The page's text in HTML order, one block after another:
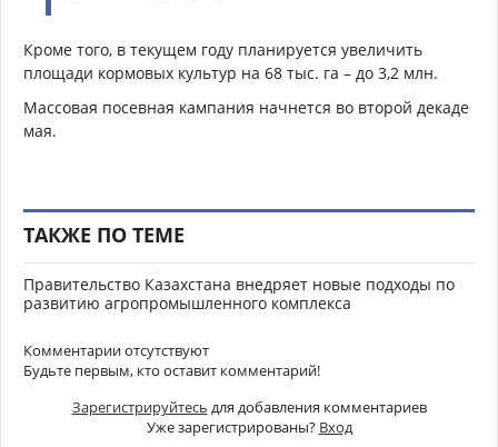
Кроме того, в текущем году планируется увеличить
площади кормовых культур на 68 тыс. га – до 3,2 млн.
Массовая посевная кампания начнется во второй декаде
мая.
ТАКЖЕ ПО ТЕМЕ
Правительство Казахстана внедряет новые подходы по
развитию агропромышленного комплекса
Комментарии отсутствуют
Будьте первым, кто оставит комментарий!
Зарегистрируйтесь для добавления комментариев
Уже зарегистрированы? Вход